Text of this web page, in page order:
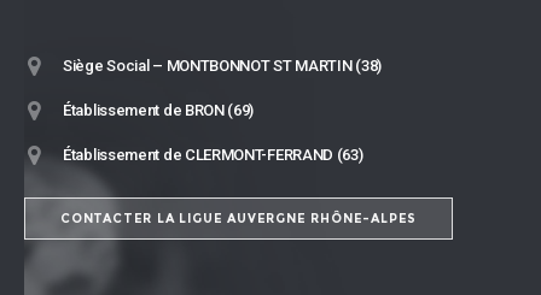
Siège Social – MONTBONNOT ST MARTIN (38)
Établissement de BRON (69)
Établissement de CLERMONT-FERRAND (63)
CONTACTER LA LIGUE AUVERGNE RHÔNE-ALPES